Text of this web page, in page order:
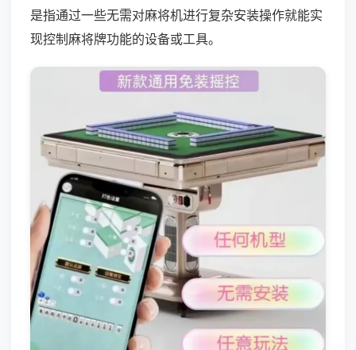
是指通过一些无需对麻将机进行复杂安装操作就能实
现控制麻将牌功能的设备或工具。